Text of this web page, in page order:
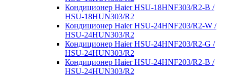
Кондиционер Haier HSU-18HNF303/R2-B /
HSU-18HUN303/R2
Кондиционер Haier HSU-24HNF203/R2-W /
HSU-24HUN303/R2
Кондиционер Haier HSU-24HNF203/R2-G /
HSU-24HUN303/R2
Кондиционер Haier HSU-24HNF203/R2-B /
HSU-24HUN303/R2